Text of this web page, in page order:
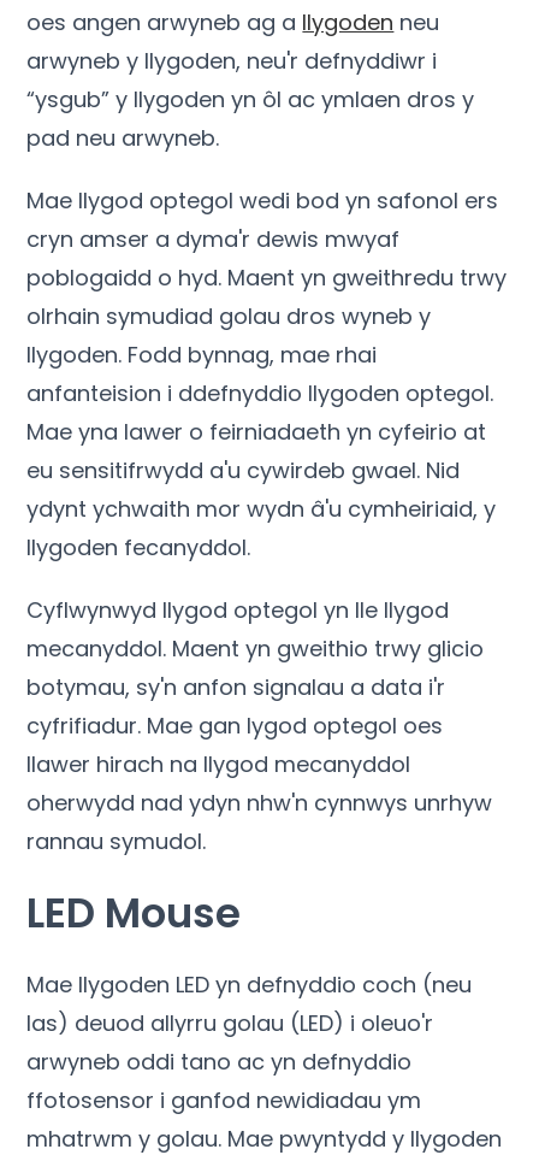
oes angen arwyneb ag a llygoden neu
arwyneb y llygoden, neu'r defnyddiwr i
“ysgub” y llygoden yn ôl ac ymlaen dros y
pad neu arwyneb.
Mae llygod optegol wedi bod yn safonol ers
cryn amser a dyma'r dewis mwyaf
poblogaidd o hyd. Maent yn gweithredu trwy
olrhain symudiad golau dros wyneb y
llygoden. Fodd bynnag, mae rhai
anfanteision i ddefnyddio llygoden optegol.
Mae yna lawer o feirniadaeth yn cyfeirio at
eu sensitifrwydd a'u cywirdeb gwael. Nid
ydynt ychwaith mor wydn â'u cymheiriaid, y
llygoden fecanyddol.
Cyflwynwyd llygod optegol yn lle llygod
mecanyddol. Maent yn gweithio trwy glicio
botymau, sy'n anfon signalau a data i'r
cyfrifiadur. Mae gan lygod optegol oes
llawer hirach na llygod mecanyddol
oherwydd nad ydyn nhw'n cynnwys unrhyw
rannau symudol.
LED Mouse
Mae llygoden LED yn defnyddio coch (neu
las) deuod allyrru golau (LED) i oleuo'r
arwyneb oddi tano ac yn defnyddio
ffotosensor i ganfod newidiadau ym
mhatrwm y golau. Mae pwyntydd y llygoden